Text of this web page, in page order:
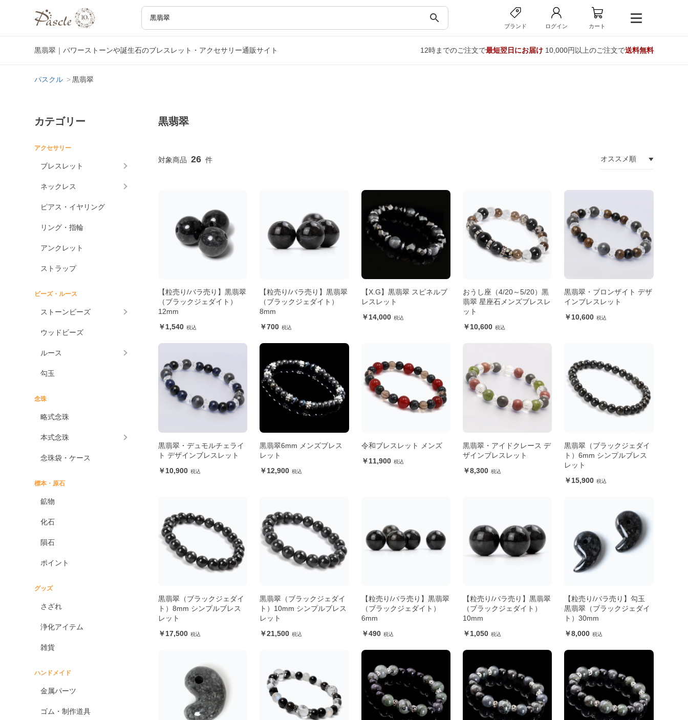
search
ブランド ログイン カート
黒翡翠｜パワーストーンや誕生石のブレスレット・アクセサリー通販サイト 12時までのご注文で最短翌日にお届け10,000円以上のご注文で送料無料
パスクル 黒翡翠
カテゴリー
アクセサリー
ブレスレット
ネックレス
ピアス・イヤリング
リング・指輪
アンクレット
ストラップ
ビーズ・ルース
ストーンビーズ
ウッドビーズ
ルース
勾玉
念珠
略式念珠
本式念珠
念珠袋・ケース
標本・原石
鉱物
化石
隕石
ポイント
グッズ
さざれ
浄化アイテム
雑貨
ハンドメイド
金属パーツ
ゴム・制作道具
黒翡翠
26
【粒売り/バラ売り】黒翡翠
（ブラックジェダイト）
12mm
1,540
【粒売り/バラ売り】黒翡翠
（ブラックジェダイト）
8mm
700
【X.G】黒翡翠 スピネルブ
レスレット
14,000
おうし座（4/20～5/20）黒
翡翠 星座石メンズブレスレ
ット
10,600
黒翡翠・ブロンザイト デザ
インブレスレット
10,600
黒翡翠・デュモルチェライ
ト デザインブレスレット
10,900
黒翡翠6mm メンズブレス
レット
12,900
令和ブレスレット メンズ
11,900
黒翡翠・アイドクレース デ
ザインブレスレット
8,300
黒翡翠（ブラックジェダイ
ト）6mm シンプルブレス
レット
15,900
黒翡翠（ブラックジェダイ
ト）8mm シンプルブレス
レット
17,500
黒翡翠（ブラックジェダイ
ト）10mm シンプルブレス
レット
21,500
【粒売り/バラ売り】黒翡翠
（ブラックジェダイト）
6mm
490
【粒売り/バラ売り】黒翡翠
（ブラックジェダイト）
10mm
1,050
【粒売り/バラ売り】勾玉
黒翡翠（ブラックジェダイ
ト）30mm
8,000